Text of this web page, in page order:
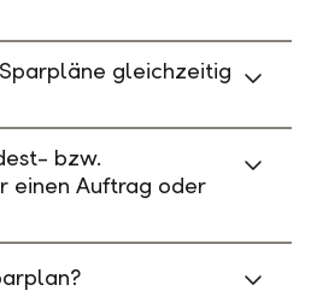
gleichzeitig
bzw.
einen Auftrag oder